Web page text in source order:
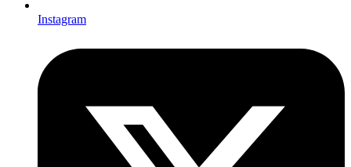
Instagram